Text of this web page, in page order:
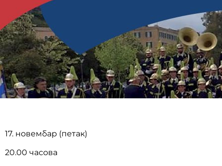
17. новембар (петак)
20.00 часова